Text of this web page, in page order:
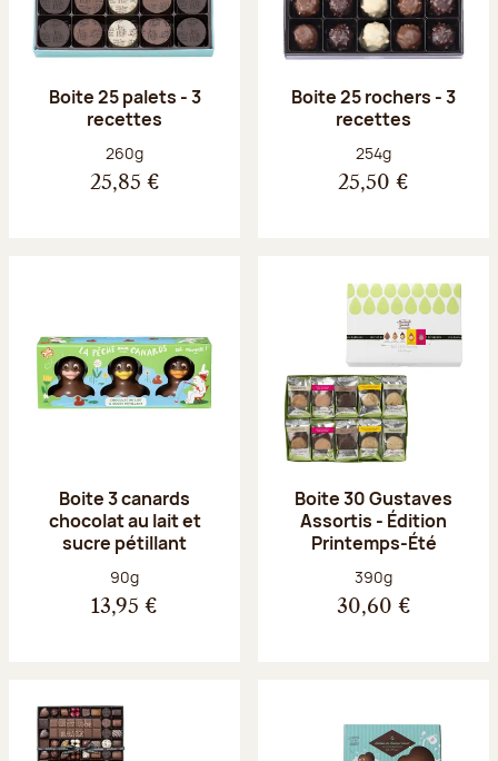
Boite 25 palets - 3
recettes
Poids net :
260g
25,85 €
Boite 25 rochers - 3
recettes
Poids net :
254g
25,50 €
Boite 3 canards
chocolat au lait et
sucre pétillant
Poids net :
90g
13,95 €
Boite 30 Gustaves
Assortis - Édition
Printemps-Été
Poids net :
390g
30,60 €